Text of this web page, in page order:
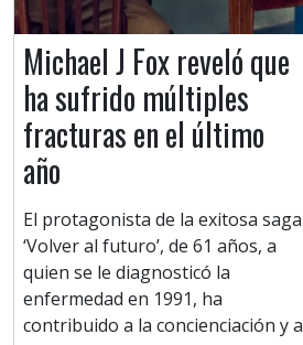
Michael J Fox reveló que
ha sufrido múltiples
fracturas en el último
año
El protagonista de la exitosa saga
‘Volver al futuro’, de 61 años, a
quien se le diagnosticó la
enfermedad en 1991, ha
contribuido a la concienciación y a